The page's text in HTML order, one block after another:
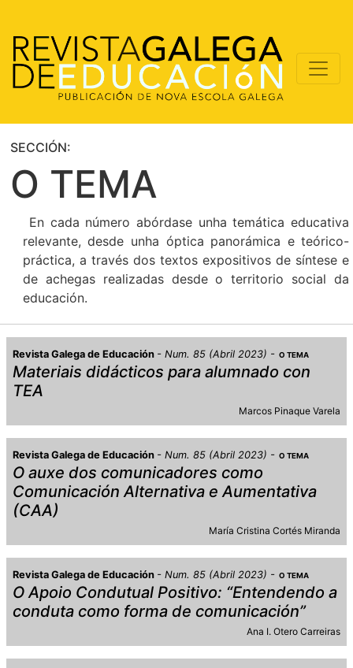
SECCIÓN:
O TEMA
En cada número abórdase unha temática educativa
relevante, desde unha óptica panorámica e teórico-
práctica, a través dos textos expositivos de síntese e
de achegas realizadas desde o territorio social da
educación.
Revista Galega de Educación Num. 85 (Abril 2023) O TEMA
Materiais didácticos para alumnado con
TEA
Marcos Pinaque Varela
Revista Galega de Educación Num. 85 (Abril 2023) O TEMA
O auxe dos comunicadores como
Comunicación Alternativa e Aumentativa
(CAA)
María Cristina Cortés Miranda
Revista Galega de Educación Num. 85 (Abril 2023) O TEMA
O Apoio Condutual Positivo: “Entendendo a
conduta como forma de comunicación”
Ana I. Otero Carreiras